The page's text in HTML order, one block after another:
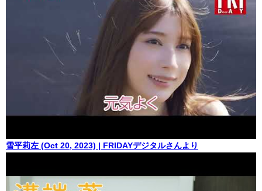
雪平莉左 (Oct 20, 2023) | FRIDAYデジタルさんより